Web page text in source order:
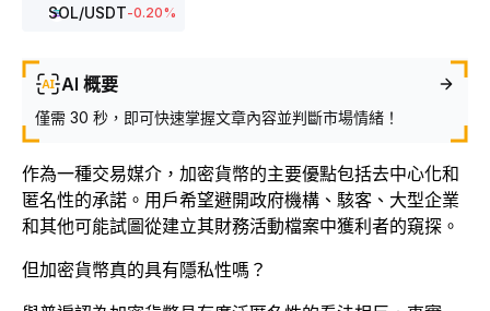
SOL/USDT-0.20%
AI 概要
僅需 30 秒，即可快速掌握文章內容並判斷市場情緒！
作為一種交易媒介，加密貨幣的主要優點包括去中心化和
匿名性的承諾。用戶希望避開政府機構、駭客、大型企業
和其他可能試圖從建立其財務活動檔案中獲利者的窺探。
但加密貨幣真的具有隱私性嗎？